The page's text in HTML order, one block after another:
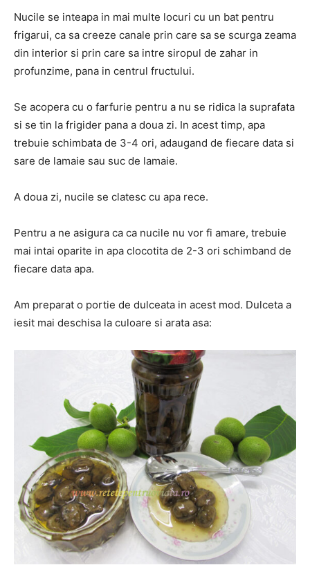
Nucile se inteapa in mai multe locuri cu un bat pentru
frigarui, ca sa creeze canale prin care sa se scurga zeama
din interior si prin care sa intre siropul de zahar in
profunzime, pana in centrul fructului.
Se acopera cu o farfurie pentru a nu se ridica la suprafata
si se tin la frigider pana a doua zi. In acest timp, apa
trebuie schimbata de 3-4 ori, adaugand de fiecare data si
sare de lamaie sau suc de lamaie.
A doua zi, nucile se clatesc cu apa rece.
Pentru a ne asigura ca ca nucile nu vor fi amare, trebuie
mai intai oparite in apa clocotita de 2-3 ori schimband de
fiecare data apa.
Am preparat o portie de dulceata in acest mod. Dulceta a
iesit mai deschisa la culoare si arata asa: